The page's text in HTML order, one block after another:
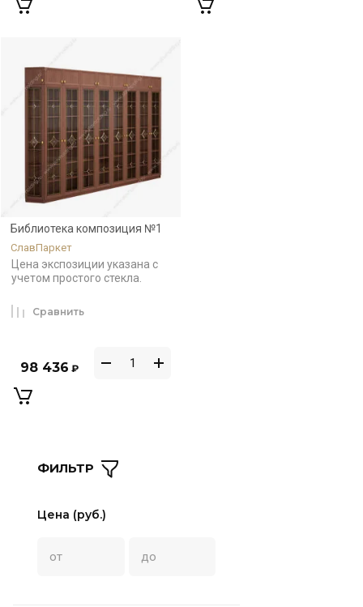
ФИЛЬТР
Цена (руб.)
Библиотека композиция №1
СлавПаркет
Цена экспозиции указана с
учетом простого стекла.
98 436 ₽
Сравнить